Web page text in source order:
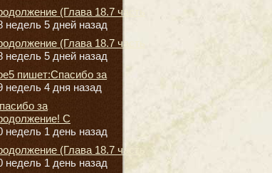
(Глава 18.7 часть
недель 5 дней назад
(Глава 18.7 часть
недель 5 дней назад
пишет:Спасибо за
недель 4 дня назад
за
С
недель 1 день назад
(Глава 18.7 часть
недель 1 день назад